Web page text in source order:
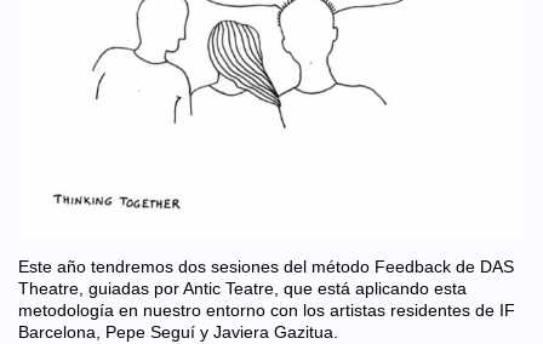
Este año tendremos dos sesiones del método Feedback de DAS
Theatre, guiadas por Antic Teatre, que está aplicando esta
metodología en nuestro entorno con los artistas residentes de IF
Barcelona, Pepe Seguí y Javiera Gazitua.